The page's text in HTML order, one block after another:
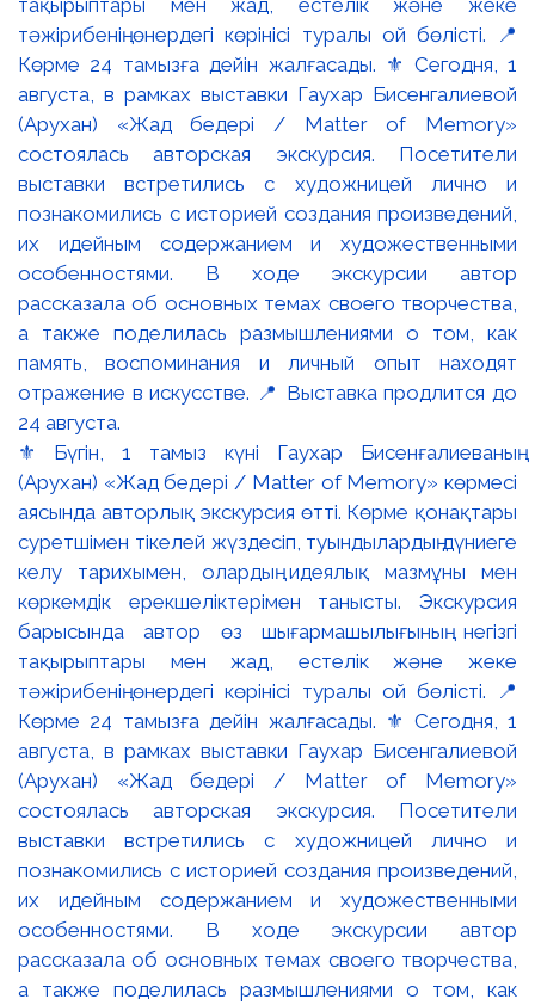
⚜️ Бүгін, 1 тамыз күні Гаухар Бисенғалиеваның
(Арухан) «Жад бедері / Matter of Memory» көрмесі
аясында авторлық экскурсия өтті. Көрме қонақтары
суретшімен тікелей жүздесіп, туындылардың дүниеге
келу тарихымен, олардың идеялық мазмұны мен
көркемдік ерекшеліктерімен танысты. Экскурсия
барысында автор өз шығармашылығының негізгі
тақырыптары мен жад, естелік және жеке
тәжірибенің өнердегі көрінісі туралы ой бөлісті. 📍
Көрме 24 тамызға дейін жалғасады. ⚜️ Сегодня, 1
августа, в рамках выставки Гаухар Бисенгалиевой
(Арухан) «Жад бедері / Matter of Memory»
состоялась авторская экскурсия. Посетители
выставки встретились с художницей лично и
познакомились с историей создания произведений,
их идейным содержанием и художественными
особенностями. В ходе экскурсии автор
рассказала об основных темах своего творчества,
а также поделилась размышлениями о том, как